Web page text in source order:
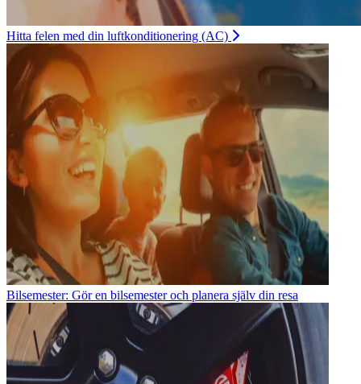
Hitta felen med din luftkonditionering (AC)
Bilsemester: Gör en bilsemester och planera själv din resa